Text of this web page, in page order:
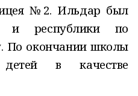
№2. Ильдар был
и республики по
По окончании школы
в качестве